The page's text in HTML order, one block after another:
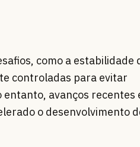
como a estabilidade
controladas para evitar
avanços recentes
o desenvolvimento